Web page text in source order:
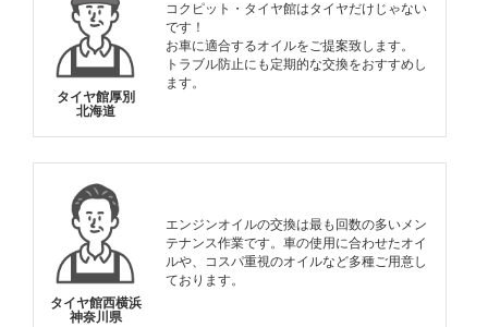
タイヤ館厚別
北海道
コクピット・タイヤ館はタイヤだけじゃない
です！
お車に適合するオイルをご提案致します。
トラブル防止にも定期的な交換をおすすめし
ます。
タイヤ館西横浜
神奈川県
エンジンオイルの交換は最も回数の多いメン
テナンス作業です。車の使用に合わせたオイ
ルや、コスパ重視のオイルなど多種ご用意し
ております。